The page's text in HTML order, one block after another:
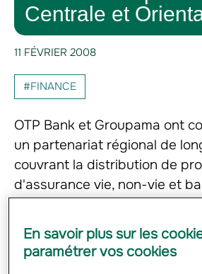
Centrale et
11 FÉVRIER 2008
#FINANCE
OTP Bank et Groupama ont
un partenariat régional de
couvrant la distribution de
d'assurance vie, non-vie et
Groupama se porte acquéreur auprès
100% du capital d’OTP Garancia, une
d’assurance leader en Hongrie ainsi
En savoir plus sur les
paramétrer vos cookies